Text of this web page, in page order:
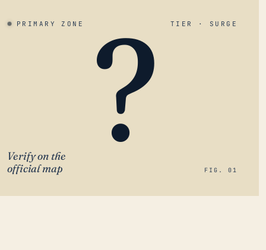
PRIMARY ZONE TIER · SURGE
?
Verify on the
official map
FIG. 01